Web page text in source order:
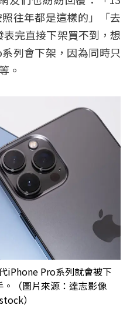
往年都是這樣的」「去
完直接下架買不到，想
列會下架，因為同時只
。
iPhone Pro系列就會被下
（圖片來源：達志影像
）